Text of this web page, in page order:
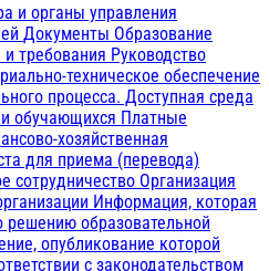
и органы управления
Документы Образование
требования Руководство
техническое обеспечение
процесса. Доступная среда
обучающихся Платные
хозяйственная
для приема (перевода)
сотрудничество Организация
Информация, которая
решению образовательной
опубликование которой
с законодательством